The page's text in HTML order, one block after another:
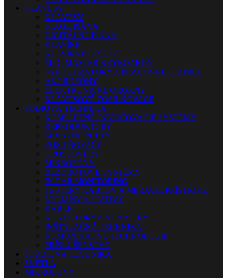
KLÁVESY
KLÁVESY
STAGE PIÁNA
DIGITÁLNE PIÁNA
KLAVÍRE
KLAVÍRNE KRÍDLA
MIDI MASTER KEYBOARDY
SYNTETIZÁTORY A PRACOVNÉ STANICE
AKORDEÓNY
ELEKTRONICKÉ ORGANY
KLÁVESOVÉ ZOSILŇOVAČE
PÓDIOVÁ TECHNIKA
KOMPLETNÉ OZVUČOVACIE SYSTÉMY
REPRODUKTORY
MIXÁŽNE PULTY
ZOSILŇOVAČE
CROSSOVERY
MIKROFÓNY
BEZDRÔTOVÉ SYSTÉMY
IN-EAR MONITORING
TESTERY KÁBLOV A MERACIE PRÍSTROJE
STOJANY A STATÍVY
KÁBLE
KONEKTORY A ADAPTÉRY
INŠTALAČNÁ TECHNIKA
KOMUNIKAČNÉ TECHNOLÓGIE
PRÍSLUŠENSTVO
ŠTÚDIOVÁ TECHNIKA
SVETLÁ
MIKROFÓNY